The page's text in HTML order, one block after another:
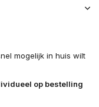
mogelijk in huis wilt
op bestelling